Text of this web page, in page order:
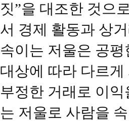
짓”을 대조한 것으
서 경제 활동과 상
속이는 저울은 공
대상에 따라 다르
부정한 거래로 이
는 저울로 사람을